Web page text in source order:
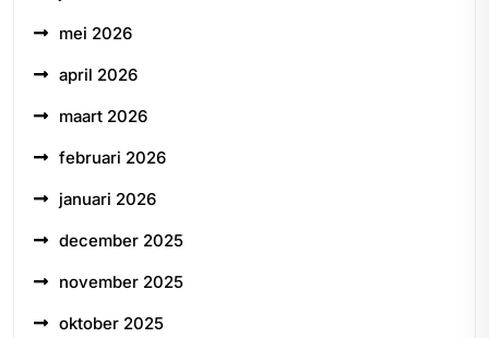
mei 2026
april 2026
maart 2026
februari 2026
januari 2026
december 2025
november 2025
oktober 2025